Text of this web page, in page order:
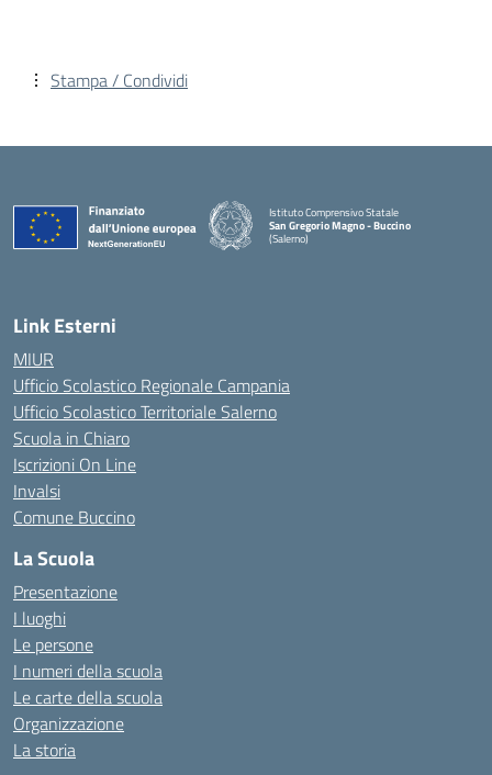
Stampa / Condividi
Istituto Comprensivo Statale
San Gregorio Magno - Buccino
(Salerno)
Link Esterni
MIUR
Ufficio Scolastico Regionale Campania
Ufficio Scolastico Territoriale Salerno
Scuola in Chiaro
Iscrizioni On Line
Invalsi
Comune Buccino
La Scuola
Presentazione
I luoghi
Le persone
I numeri della scuola
Le carte della scuola
Organizzazione
La storia